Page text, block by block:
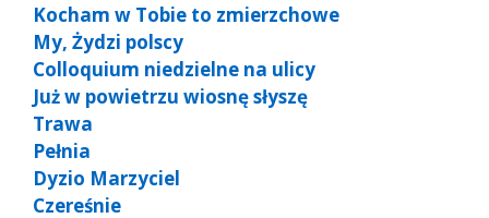
Kocham w Tobie to zmierzchowe
My, Żydzi polscy
Colloquium niedzielne na ulicy
Już w powietrzu wiosnę słyszę
Trawa
Pełnia
Dyzio Marzyciel
Czereśnie